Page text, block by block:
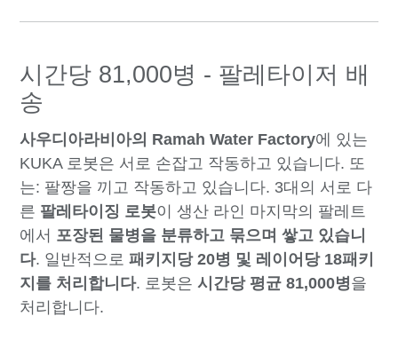
시간당 81,000병 - 팔레타이저 배
송
사우디아라비아의 Ramah Water Factory에 있는
KUKA 로봇은 서로 손잡고 작동하고 있습니다. 또
는: 팔짱을 끼고 작동하고 있습니다. 3대의 서로 다
른 팔레타이징 로봇이 생산 라인 마지막의 팔레트
에서 포장된 물병을 분류하고 묶으며 쌓고 있습니
다. 일반적으로패키지당 20병 및 레이어당 18패키
지를 처리합니다. 로봇은시간당 평균 81,000병을
처리합니다.